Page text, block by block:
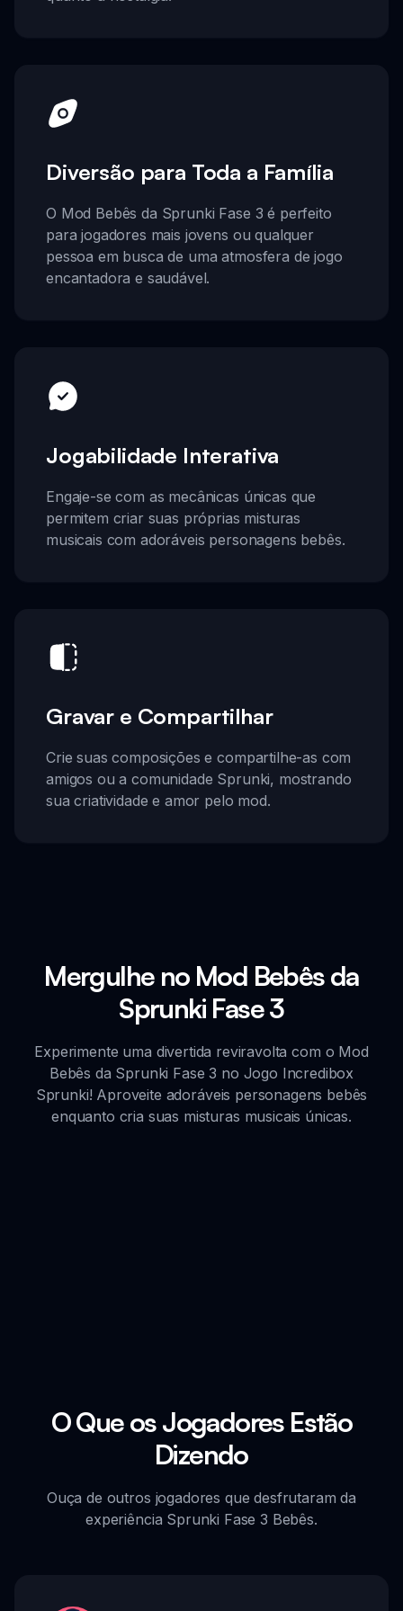
Diversão para Toda a Família
O Mod Bebês da Sprunki Fase 3 é perfeito
para jogadores mais jovens ou qualquer
pessoa em busca de uma atmosfera de jogo
encantadora e saudável.
Jogabilidade Interativa
Engaje-se com as mecânicas únicas que
permitem criar suas próprias misturas
musicais com adoráveis personagens bebês.
Gravar e Compartilhar
Crie suas composições e compartilhe-as com
amigos ou a comunidade Sprunki, mostrando
sua criatividade e amor pelo mod.
Mergulhe no Mod Bebês da
Sprunki Fase 3
Experimente uma divertida reviravolta com o Mod
Bebês da Sprunki Fase 3 no Jogo Incredibox
Sprunki! Aproveite adoráveis personagens bebês
enquanto cria suas misturas musicais únicas.
O Que os Jogadores Estão
Dizendo
Ouça de outros jogadores que desfrutaram da
experiência Sprunki Fase 3 Bebês.